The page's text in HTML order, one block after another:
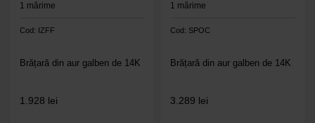
1 mărime
Cod: IZFF
Brățară din aur galben de 14K
1.928 lei
1 mărime
Cod: SPOC
Brățară din aur galben de 14K
3.289 lei